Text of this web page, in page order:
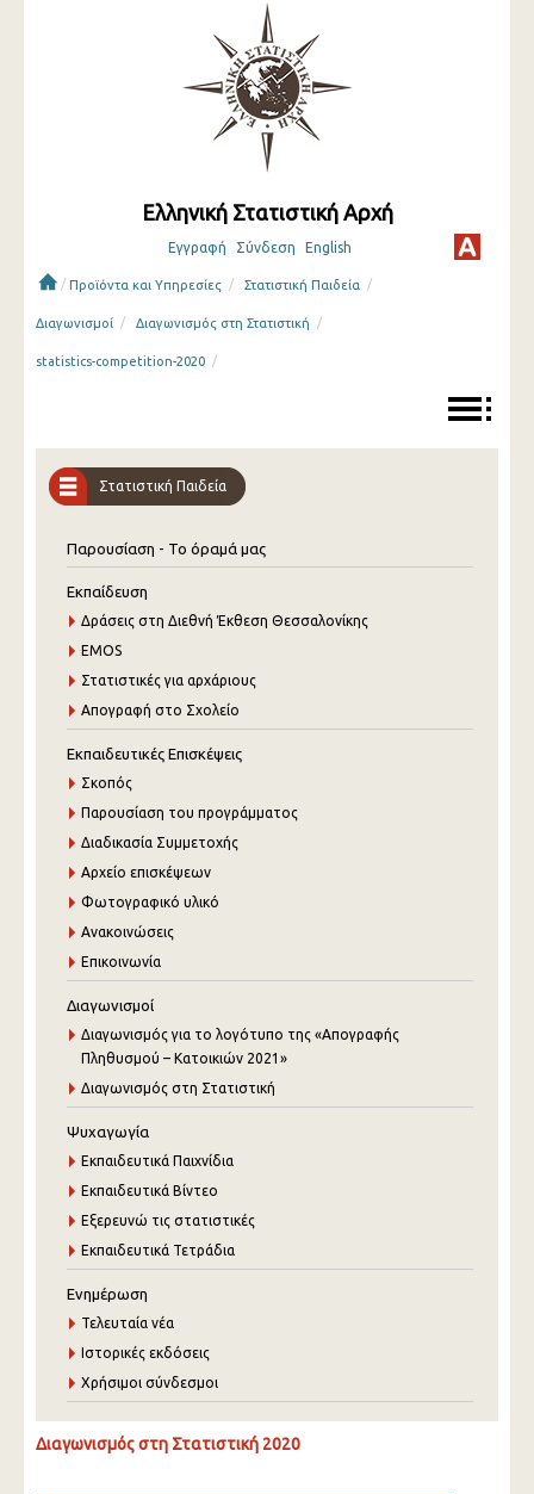
Ελληνική Στατιστική Αρχή
Εγγραφή Σύνδεση English
/ Προϊόντα και Υπηρεσίες / Στατιστική Παιδεία /
Διαγωνισμοί / Διαγωνισμός στη Στατιστική /
statistics-competition-2020 /
Στατιστική Παιδεία
Παρουσίαση - Το όραμά μας
Εκπαίδευση
Δράσεις στη Διεθνή Έκθεση Θεσσαλονίκης
EMOS
Στατιστικές για αρχάριους
Απογραφή στο Σχολείο
Εκπαιδευτικές Επισκέψεις
Σκοπός
Παρουσίαση του προγράμματος
Διαδικασία Συμμετοχής
Αρχείο επισκέψεων
Φωτογραφικό υλικό
Ανακοινώσεις
Επικοινωνία
Διαγωνισμοί
Διαγωνισμός για το λογότυπο της «Απογραφής
Πληθυσμού – Κατοικιών 2021»
Διαγωνισμός στη Στατιστική
Ψυχαγωγία
Εκπαιδευτικά Παιχνίδια
Εκπαιδευτικά Βίντεο
Εξερευνώ τις στατιστικές
Εκπαιδευτικά Τετράδια
Ενημέρωση
Τελευταία νέα
Ιστορικές εκδόσεις
Χρήσιμοι σύνδεσμοι
Διαγωνισμός στη Στατιστική 2020